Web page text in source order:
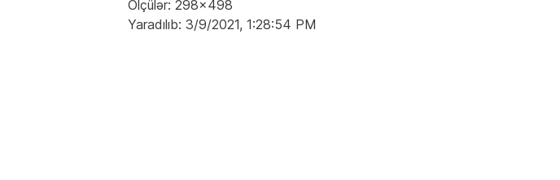
Ölçülər: 298x498
Yaradılıb: 3/9/2021, 1:28:54 PM